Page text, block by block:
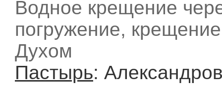
Водное крещение
погружение,
Духом
Пастырь: